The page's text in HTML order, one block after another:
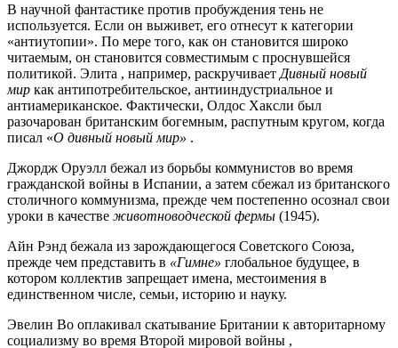
В научной фантастике против пробуждения тень не
используется. Если он выживет, его отнесут к категории
«антиутопии». По мере того, как он становится широко
читаемым, он становится совместимым с проснувшейся
политикой. Элита , например, раскручивает Дивный новый
мир как антипотребительское, антииндустриальное и
антиамериканское. Фактически, Олдос Хаксли был
разочарован британским богемным, распутным кругом, когда
писал «О дивный новый мир» .
Джордж Оруэлл бежал из борьбы коммунистов во время
гражданской войны в Испании, а затем сбежал из британского
столичного коммунизма, прежде чем постепенно осознал свои
уроки в качестве животноводческой фермы (1945).
Айн Рэнд бежала из зарождающегося Советского Союза,
прежде чем представить в «Гимне» глобальное будущее, в
котором коллектив запрещает имена, местоимения в
единственном числе, семьи, историю и науку.
Эвелин Во оплакивал скатывание Британии к авторитарному
социализму во время Второй мировой войны ,